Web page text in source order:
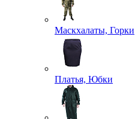
Маскхалаты, Горки
Платья, Юбки